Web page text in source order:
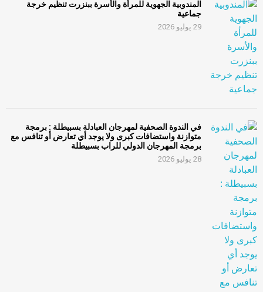
المندوبية الجهوية للمرأة والأسرة ببنزرت تنظيم خرجة
جماعية
29 يوليو 2026
في الندوة الصحفية لمهرجان العبادلة بسبيطلة : برمجة
متوازنة واستضافات كبرى ولا يوجد أي تعارض أو تنافس مع
برمجة المهرجان الدولي للراب بسبيطلة
28 يوليو 2026